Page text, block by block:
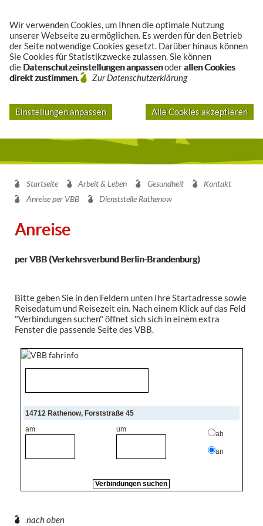
Wir verwenden Cookies, um Ihnen die optimale Nutzung
unserer Webseite zu ermöglichen. Es werden für den Betrieb
der Seite notwendige Cookies gesetzt. Darüber hinaus können
Sie Cookies für Statistikzwecke zulassen. Sie können
die Datenschutzeinstellungen anpassenoderallen Cookies
direkt zustimmen.
Zur Datenschutzerklärung
Einstellungen anpassen Alle Cookies akzeptieren
Startseite Arbeit & Leben Gesundheit
Kontakt
Anreise per VBB
Dienststelle Rathenow
Anreise
per VBB (Verkehrsverbund Berlin-Brandenburg)
Bitte geben Sie in den Feldern unten Ihre Startadresse sowie
Reisedatum und Reisezeit ein. Nach einem Klick auf das Feld
"Verbindungen suchen" öffnet sich sich in einem extra
Fenster die passende Seite des VBB.
14712 Rathenow, Forststraße 45
am
um
ab
an
nach oben